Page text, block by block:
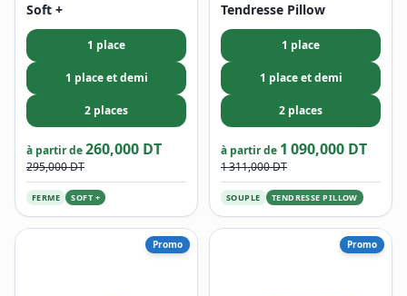
Soft +
1 place
1 place et demi
2 places
à partir de260,000 DT
295,000 DT
FERME SOFT +
Tendresse Pillow
1 place
1 place et demi
2 places
à partir de 1 090,000 DT
1 311,000 DT
SOUPLE TENDRESSE PILLOW
Promo Promo